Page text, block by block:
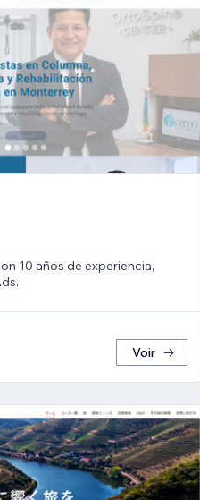
10 años de experiencia,
Voir